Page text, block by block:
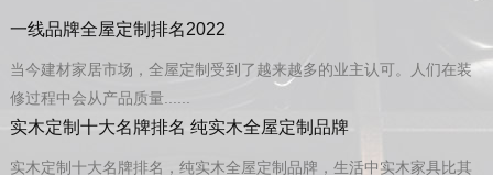
一线品牌全屋定制排名2022
当今建材家居市场，全屋定制受到了越来越多的业主认可。人们在装
修过程中会从产品质量......
实木定制十大名牌排名 纯实木全屋定制品牌
实木定制十大名牌排名，纯实木全屋定制品牌，生活中实木家具比其